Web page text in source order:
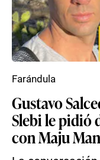
Gustavo
Slebi le pidió
con Maju
Farándula